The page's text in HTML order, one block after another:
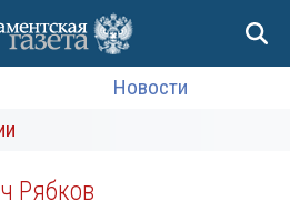
Новости
Рябков